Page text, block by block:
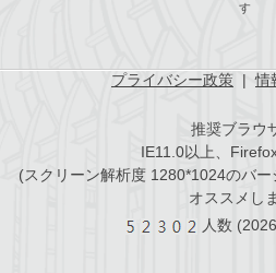
す
プライバシー政策 | 情
推奨ブラウ
IE11.0以上、
(スクリーン解析度 1280*1024のバ
オススメし
人数